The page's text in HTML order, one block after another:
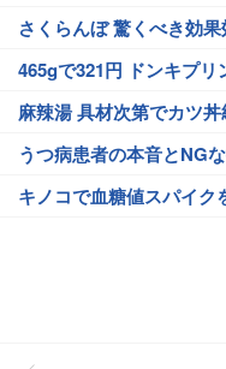
さくらんぼ 驚くべき効
465gで321円 ドンキプリ
麻辣湯 具材次第でカツ
うつ病患者の本音とNG
キノコで血糖値スパイク